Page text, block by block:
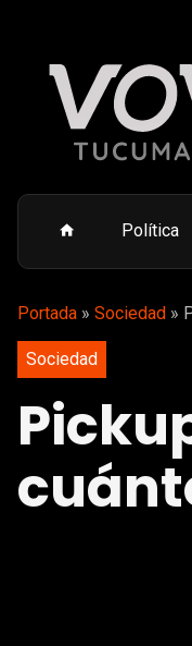
Política
Portada » Sociedad »
Sociedad